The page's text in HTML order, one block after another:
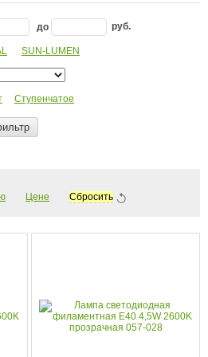
до руб.
SUN-LUMEN
Ступенчатое
Цене Сбросить